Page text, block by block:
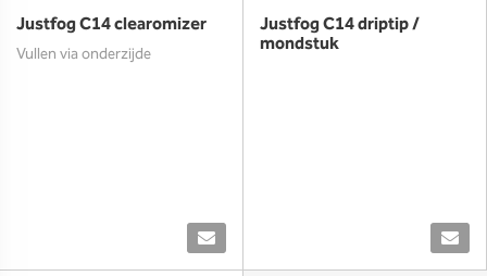
Justfog C14 clearomizer
Vullen via onderzijde
Justfog C14 driptip /
mondstuk